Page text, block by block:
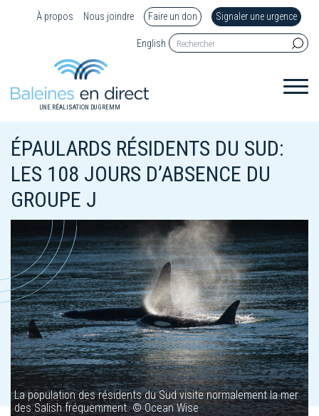
À propos Nous joindre Faire un don Signaler une urgence
English
UNE RÉALISATION DU GREMM
ÉPAULARDS RÉSIDENTS DU SUD:
LES 108 JOURS D’ABSENCE DU
GROUPE J
La population des résidents du Sud visite normalement la mer
des Salish fréquemment. © Ocean Wise